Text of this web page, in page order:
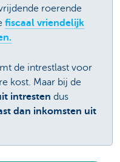
roerende
fiscaal vriendelijk
de intrestlast voor
kost. Maar bij de
intresten dus
dan inkomsten uit